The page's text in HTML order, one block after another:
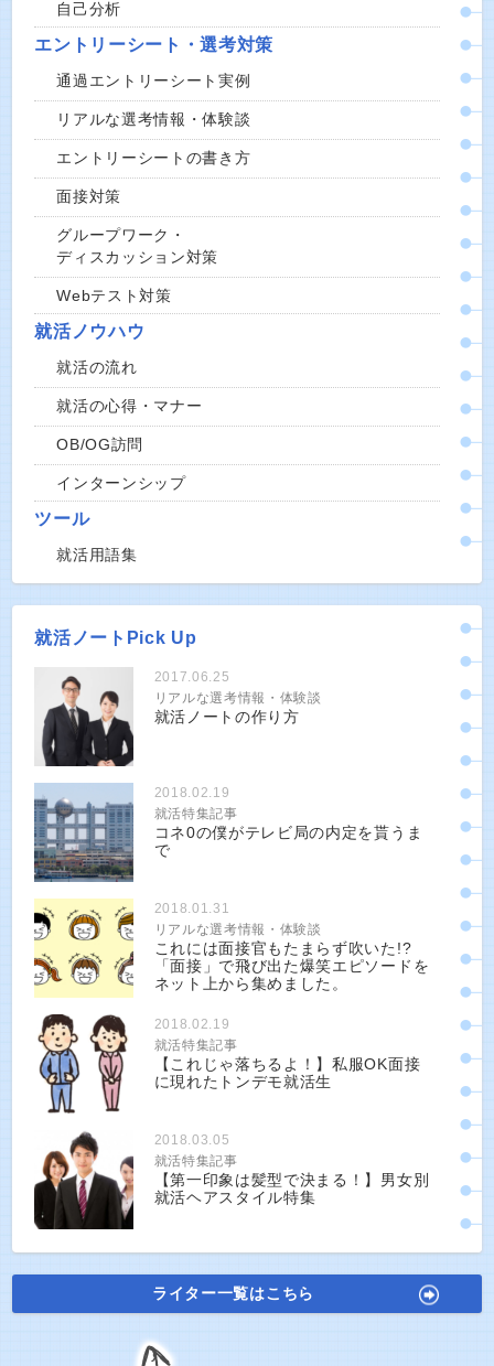
自己分析
エントリーシート・選考対策
通過エントリーシート実例
リアルな選考情報・体験談
エントリーシートの書き方
面接対策
グループワーク・
ディスカッション対策
Webテスト対策
就活ノウハウ
就活の流れ
就活の心得・マナー
OB/OG訪問
インターンシップ
ツール
就活用語集
就活ノートPick Up
2017.06.25
リアルな選考情報・体験談
就活ノートの作り方
2018.02.19
就活特集記事
コネ0の僕がテレビ局の内定を貰うま
で
2018.01.31
リアルな選考情報・体験談
これには面接官もたまらず吹いた!?
「面接」で飛び出た爆笑エピソードを
ネット上から集めました。
2018.02.19
就活特集記事
【これじゃ落ちるよ！】私服OK面接
に現れたトンデモ就活生
2018.03.05
就活特集記事
【第一印象は髪型で決まる！】男女別
就活ヘアスタイル特集
ライター一覧はこちら